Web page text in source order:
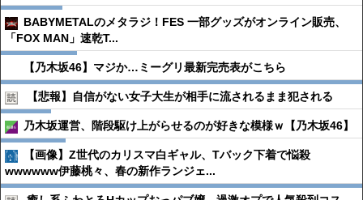
BABYMETALのメタラジ！FES 一部グッズがオンライン販売、
「FOX MAN」速乾T...
【乃木坂46】マジか…ミーグリ最新完売表がこちら
【悲報】自信がない女子大生が相手に流されるまま犯される
乃木坂運営、階段駆け上がらせるのが好きな模様ｗ【乃木坂46】
【画像】Z世代のカリスマ白ギャル、Tバック下着で悩殺
wwwwww伊藤桃々、春の新作ランジェ...